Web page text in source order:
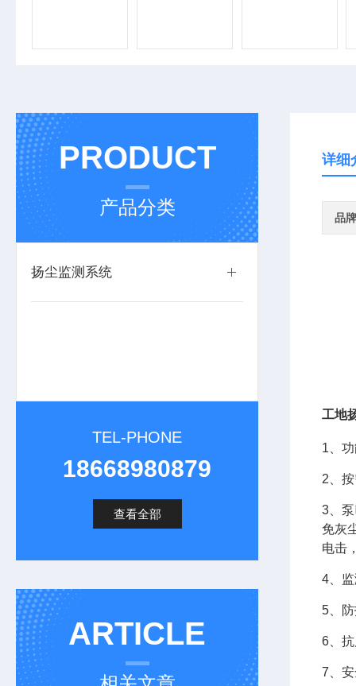
PRODUCT
产品分类
扬尘监测系统
TEL-PHONE
18668980879
查看全部
ARTICLE
详细
品牌
工地
1、
2、
3、
免灰
电击
4、
5、
6、
7、